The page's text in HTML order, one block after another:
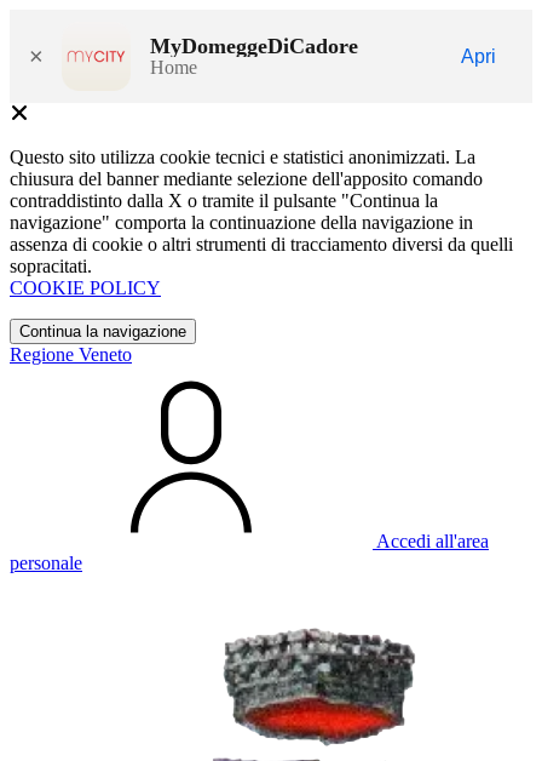
× MyDomeggeDiCadore
Home
Apri
Questo sito utilizza cookie tecnici e statistici anonimizzati. La
chiusura del banner mediante selezione dell'apposito comando
contraddistinto dalla X o tramite il pulsante "Continua la
navigazione" comporta la continuazione della navigazione in
assenza di cookie o altri strumenti di tracciamento diversi da quelli
sopracitati.
COOKIE POLICY
Continua la navigazione
Regione Veneto
Accedi all'area
personale